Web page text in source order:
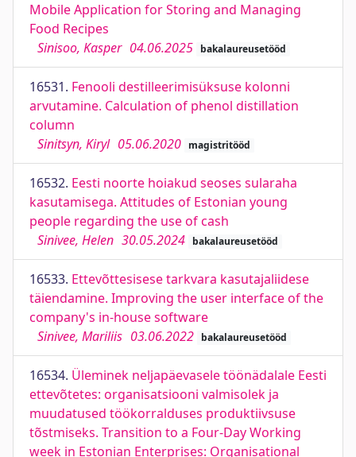
Mobile Application for Storing and Managing
Food Recipes
Sinisoo, Kasper 04.06.2025 bakalaureusetööd
16531. Fenooli destilleerimisüksuse kolonni
arvutamine. Calculation of phenol distillation
column
Sinitsyn, Kiryl 05.06.2020 magistritööd
16532. Eesti noorte hoiakud seoses sularaha
kasutamisega. Attitudes of Estonian young
people regarding the use of cash
Sinivee, Helen 30.05.2024 bakalaureusetööd
16533. Ettevõttesisese tarkvara kasutajaliidese
täiendamine. Improving the user interface of the
company's in-house software
Sinivee, Mariliis 03.06.2022 bakalaureusetööd
16534. Üleminek neljapäevasele töönädalale Eesti
ettevõtetes: organisatsiooni valmisolek ja
muudatused töökorralduses produktiivsuse
tõstmiseks. Transition to a Four-Day Working
week in Estonian Enterprises: Organisational